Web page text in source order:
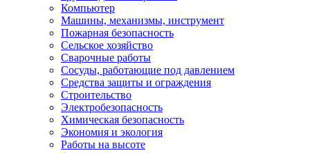
Компьютер
Машины, механизмы, инструмент
Пожарная безопасность
Сельское хозяйство
Сварочные работы
Сосуды, работающие под давлением
Средства защиты и ограждения
Строительство
Электробезопасность
Химическая безопасность
Экономия и экология
Работы на высоте